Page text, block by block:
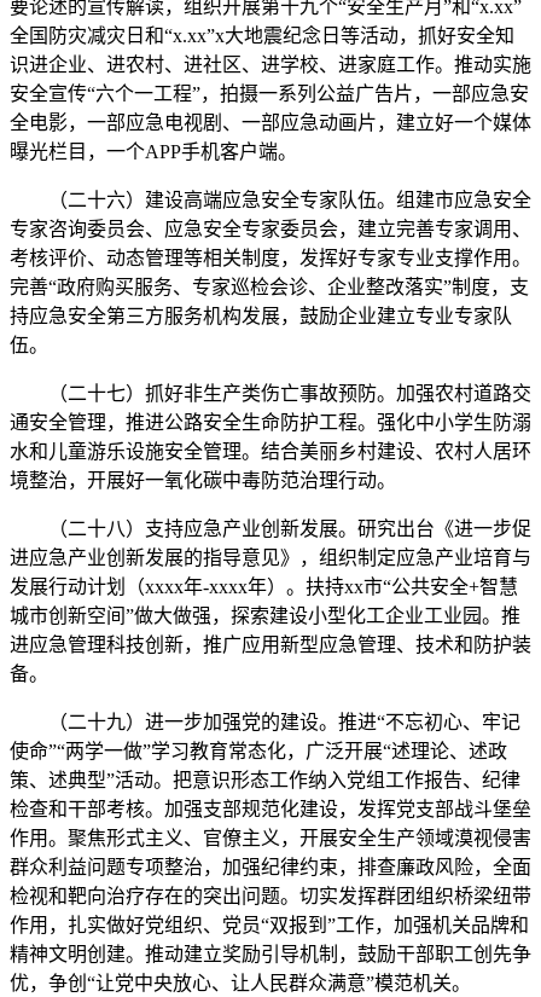
要论述的宣传解读，组织开展第十九个“安全生产月”和“x.xx”
全国防灾减灾日和“x.xx”x大地震纪念日等活动，抓好安全知
识进企业、进农村、进社区、进学校、进家庭工作。推动实施
安全宣传“六个一工程”，拍摄一系列公益广告片，一部应急安
全电影，一部应急电视剧、一部应急动画片，建立好一个媒体
曝光栏目，一个APP手机客户端。
（二十六）建设高端应急安全专家队伍。组建市应急安全
专家咨询委员会、应急安全专家委员会，建立完善专家调用、
考核评价、动态管理等相关制度，发挥好专家专业支撑作用。
完善“政府购买服务、专家巡检会诊、企业整改落实”制度，支
持应急安全第三方服务机构发展，鼓励企业建立专业专家队
伍。
（二十七）抓好非生产类伤亡事故预防。加强农村道路交
通安全管理，推进公路安全生命防护工程。强化中小学生防溺
水和儿童游乐设施安全管理。结合美丽乡村建设、农村人居环
境整治，开展好一氧化碳中毒防范治理行动。
（二十八）支持应急产业创新发展。研究出台《进一步促
进应急产业创新发展的指导意见》，组织制定应急产业培育与
发展行动计划（xxxx年-xxxx年）。扶持xx市“公共安全+智慧
城市创新空间”做大做强，探索建设小型化工企业工业园。推
进应急管理科技创新，推广应用新型应急管理、技术和防护装
备。
（二十九）进一步加强党的建设。推进“不忘初心、牢记
使命”“两学一做”学习教育常态化，广泛开展“述理论、述政
策、述典型”活动。把意识形态工作纳入党组工作报告、纪律
检查和干部考核。加强支部规范化建设，发挥党支部战斗堡垒
作用。聚焦形式主义、官僚主义，开展安全生产领域漠视侵害
群众利益问题专项整治，加强纪律约束，排查廉政风险，全面
检视和靶向治疗存在的突出问题。切实发挥群团组织桥梁纽带
作用，扎实做好党组织、党员“双报到”工作，加强机关品牌和
精神文明创建。推动建立奖励引导机制，鼓励干部职工创先争
优，争创“让党中央放心、让人民群众满意”模范机关。